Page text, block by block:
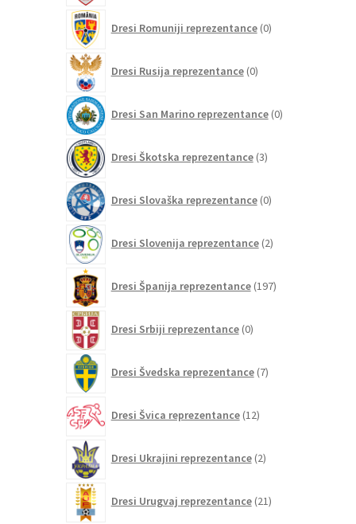
Dresi Romuniji reprezentance 0izdelkov
Dresi Rusija reprezentance 0izdelkov
Dresi San Marino reprezentance 0izdelkov
Dresi Škotska reprezentance 3izdelki
Dresi Slovaška reprezentance 0izdelkov
Dresi Slovenija reprezentance 2izdelka
Dresi Španija reprezentance 197izdelkov
Dresi Srbiji reprezentance 0izdelkov
Dresi Švedska reprezentance 7izdelkov
Dresi Švica reprezentance 12izdelkov
Dresi Ukrajini reprezentance 2izdelka
Dresi Urugvaj reprezentance 21izdelkov